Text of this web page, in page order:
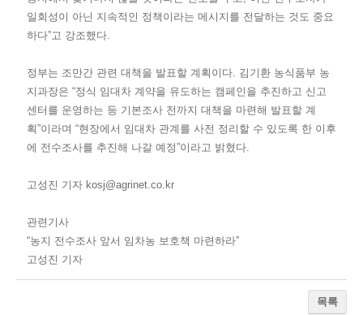
일회성이 아닌 지속적인 정책이라는 메시지를 전달하는 것도 중요
하다”고 강조했다.
정부는 조만간 관련 대책을 발표할 계획이다. 김기환 농식품부 농
지과장은 “정식 임대차 계약을 유도하는 캠페인을 추진하고 신고
센터를 운영하는 등 기본조사 전까지 대책을 마련해 발표할 계
획”이라며 “현장에서 임대차 관계를 사전 정리할 수 있도록 한 이후
에 전수조사를 추진해 나갈 예정”이라고 밝혔다.
고성진 기자 kosj@agrinet.co.kr
관련기사
“농지 전수조사 앞서 임차농 보호책 마련하라”
고성진 기자
목록